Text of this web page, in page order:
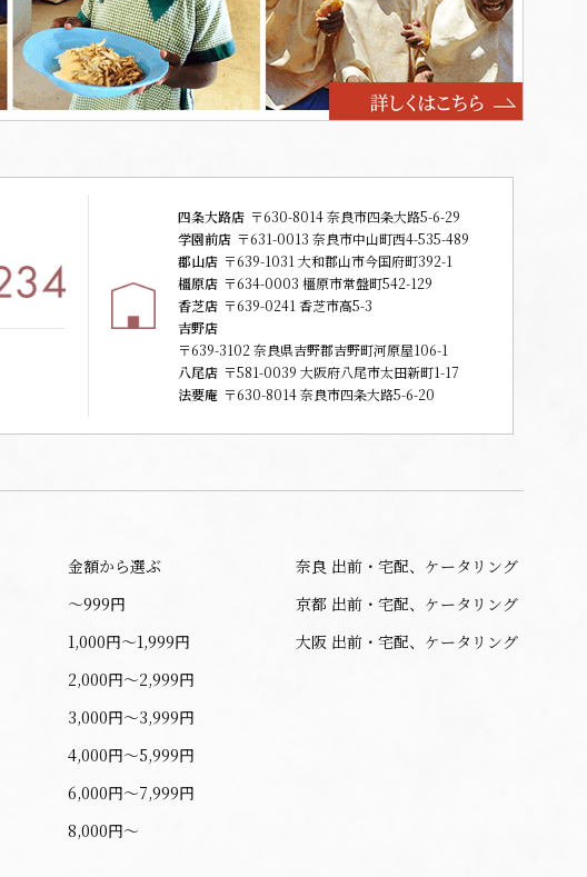
四条大路店 〒630-8014 奈良市四条大路5-6-29
学園前店 〒631-0013 奈良市中山町西4-535-489
郡山店 〒639-1031 大和郡山市今国府町392-1
橿原店 〒634-0003 橿原市常盤町542-129
香芝店 〒639-0241 香芝市高5-3
吉野店
〒639-3102 奈良県吉野郡吉野町河原屋106-1
八尾店 〒581-0039 大阪府八尾市太田新町1-17
法要庵 〒630-8014 奈良市四条大路5-6-20
金額から選ぶ
〜999円
1,000円〜1,999円
2,000円〜2,999円
3,000円〜3,999円
4,000円〜5,999円
6,000円〜7,999円
8,000円〜
奈良 出前・宅配、ケータリング
京都 出前・宅配、ケータリング
大阪 出前・宅配、ケータリング